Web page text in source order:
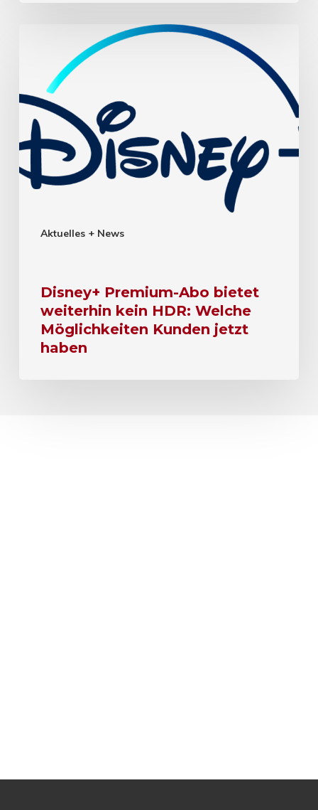
Aktuelles + News
Disney+ Premium-Abo bietet
weiterhin kein HDR: Welche
Möglichkeiten Kunden jetzt
haben